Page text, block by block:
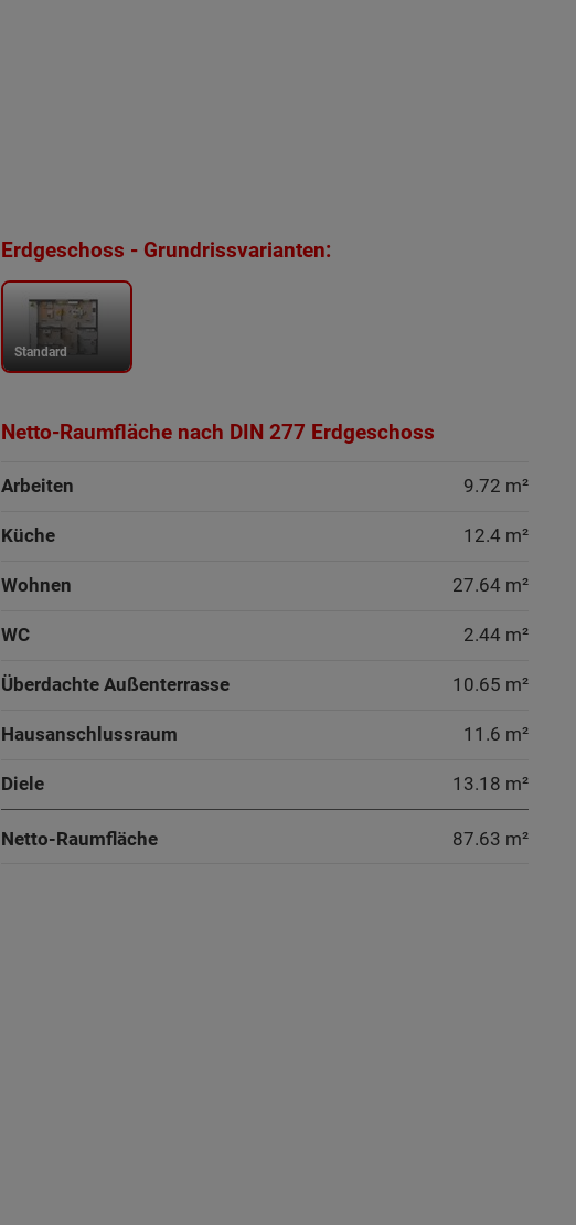
Erdgeschoss - Grundrissvarianten:
Standard
Netto-Raumfläche nach DIN 277 Erdgeschoss
Arbeiten 9.72 m²
Küche 12.4 m²
Wohnen 27.64 m²
WC 2.44 m²
Überdachte Außenterrasse 10.65 m²
Hausanschlussraum 11.6 m²
Diele 13.18 m²
Netto-Raumfläche 87.63 m²